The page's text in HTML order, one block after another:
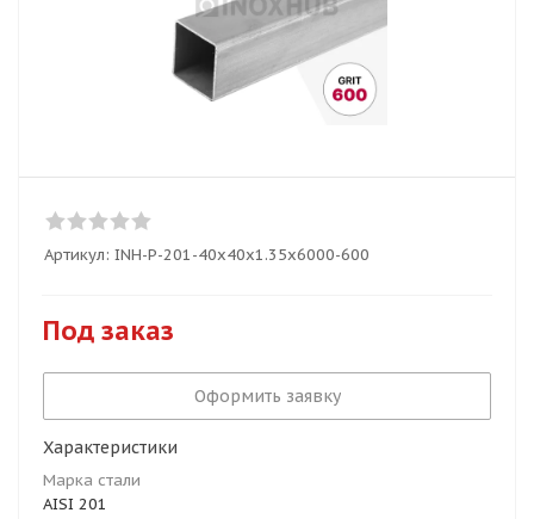
Артикул: INH-P-201-40x40x1.35x6000-600
Под заказ
Оформить заявку
Характеристики
Марка стали
AISI 201